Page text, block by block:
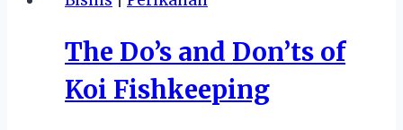
Diketahui
Membangun
Portofolio
NFT
The Do’s and Don’ts of
Koi Fishkeeping